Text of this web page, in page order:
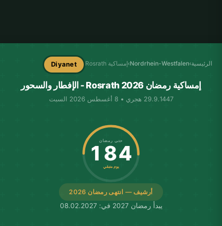
الرئيسية›
Nordrhein-Westfalen
›إمساكية Rosrath Diyanet
إمساكية رمضان Rosrath 2026 - الإفطار والسحور
29.9.1447 هجري • 8 أغسطس 2026 السبت
أرشيف — انتهى رمضان 2026
حتى رمضان
184
يوم متبقي
يبدأ رمضان 2027 في: 08.02.2027